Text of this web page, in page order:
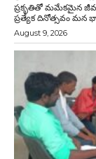
ప్రకృతితో మమేకమైన జీవనానికి గుర్తింపు సంప్రదాయాలు,
August 9, 2026